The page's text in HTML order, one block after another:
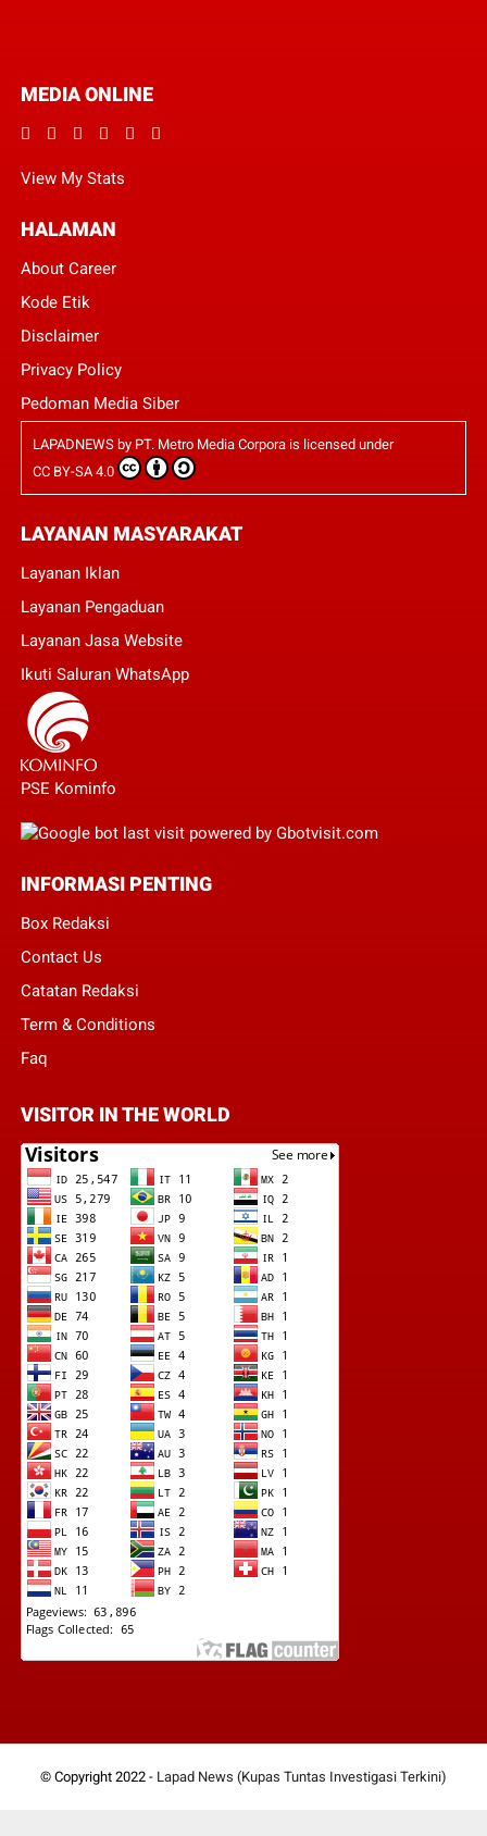
MEDIA ONLINE
View My Stats
HALAMAN
About Career
Kode Etik
Disclaimer
Privacy Policy
Pedoman Media Siber
LAPADNEWSby PT. Metro Media Corporais licensed under
CC BY-SA 4.0
LAYANAN MASYARAKAT
Layanan Iklan
Layanan Pengaduan
Layanan Jasa Website
Ikuti Saluran WhatsApp
PSE Kominfo
INFORMASI PENTING
Box Redaksi
Contact Us
Catatan Redaksi
Term & Conditions
Faq
VISITOR IN THE WORLD
© Copyright 2022 - Lapad News (Kupas Tuntas Investigasi Terkini)